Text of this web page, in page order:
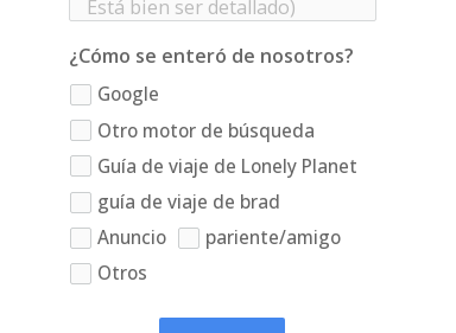
¿Cómo se enteró de nosotros?
Google
Otro motor de búsqueda
Guía de viaje de Lonely Planet
guía de viaje de brad
Anuncio
pariente/amigo
Otros